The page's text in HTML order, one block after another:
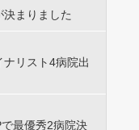
決まりました
ナリスト4病院出
で最優秀2病院決